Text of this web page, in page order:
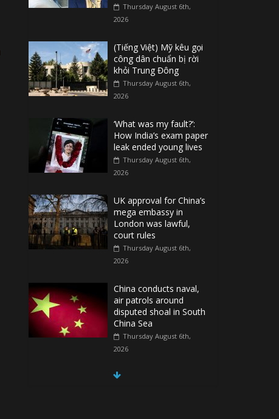
Thursday August 6th,
2026
(Tiếng Việt) Mỹ kêu gọi
công dân chuẩn bị rời
khỏi Trung Đông
Thursday August 6th,
2026
‘What was my fault?’:
How India’s exam paper
leak ended young lives
Thursday August 6th,
2026
UK approval for China’s
mega embassy in
London was lawful,
court rules
Thursday August 6th,
2026
China conducts naval,
air patrols around
disputed shoal in South
China Sea
Thursday August 6th,
2026
Spain Regains Control